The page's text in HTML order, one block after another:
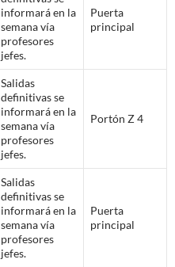
informará en la
semana vía
profesores
jefes.
Puerta
principal
Salidas
definitivas se
informará en la
semana vía
profesores
jefes.
Portón Z 4
Salidas
definitivas se
informará en la
semana vía
profesores
jefes.
Puerta
principal